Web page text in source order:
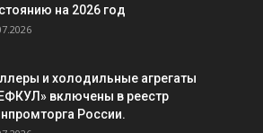
на 2026 год
и холодильные агрегаты
включены в реестр
России.